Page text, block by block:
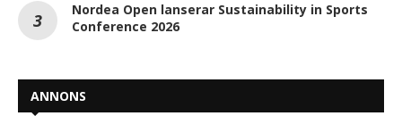
Nordea Open lanserar Sustainability in Sports
Conference 2026
ANNONS